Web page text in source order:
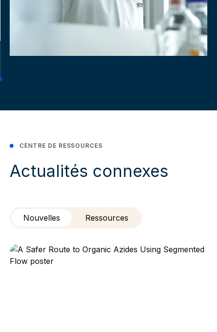
CENTRE DE RESSOURCES
Actualités connexes
Nouvelles Ressources
A Safer Route to Organic Azides Using Segmented Flow